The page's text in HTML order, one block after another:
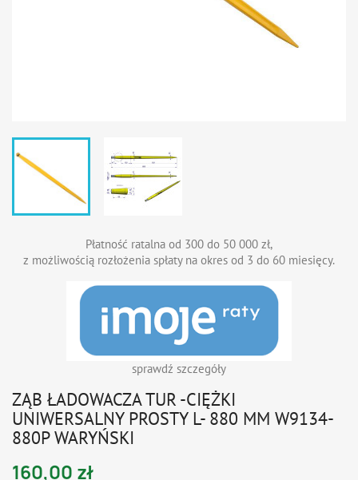
Płatność ratalna od 300 do 50 000 zł,
z możliwością rozłożenia spłaty na okres od 3 do 60 miesięcy.
sprawdź szczegóły
ZĄB ŁADOWACZA TUR -CIĘŻKI
UNIWERSALNY PROSTY L- 880 MM W9134-
880P WARYŃSKI
160,00 zł